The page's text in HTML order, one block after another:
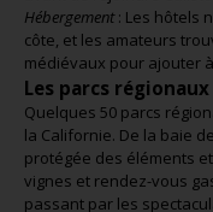
Hébergement: Les hôtels
côte, et les amateurs
médiévaux pour ajouter à
Les parcs
Quelques 50 parcs
la Californie. De la baie
protégée des éléments
vignes et rendez-vous
passant par les